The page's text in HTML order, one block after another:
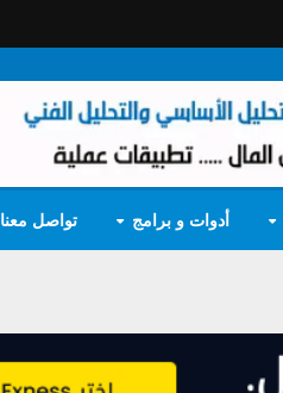
أدوات و برامج تواصل معنا